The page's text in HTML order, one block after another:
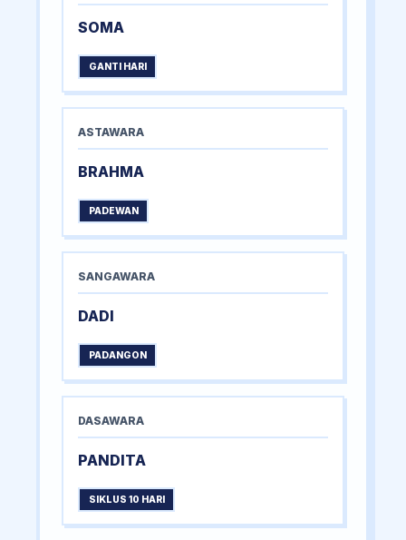
SOMA
GANTI HARI
ASTAWARA
BRAHMA
PADEWAN
SANGAWARA
DADI
PADANGON
DASAWARA
PANDITA
SIKLUS 10 HARI